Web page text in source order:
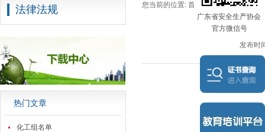
法律法规
热门文章
化工组名单
您当前的位置: 首页>法律法规
中
发布时
广东省安全生产协会
官方微信号